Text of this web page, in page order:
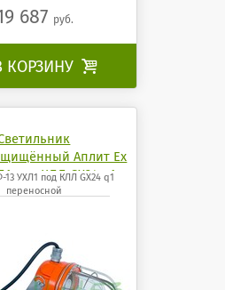
687 руб.
КОРЗИНУ 
Аплит Ех
под КЛЛ GX24 q1
13 УХЛ1 под КЛЛ GX24 q1
переносной